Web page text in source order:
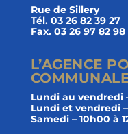
Rue de Sillery
Tél. 03 26 82 39 27
Fax. 03 26 97 82 98
L’AGENCE
Lundi au vendredi
Lundi et vendredi –
Samedi – 10h00 à